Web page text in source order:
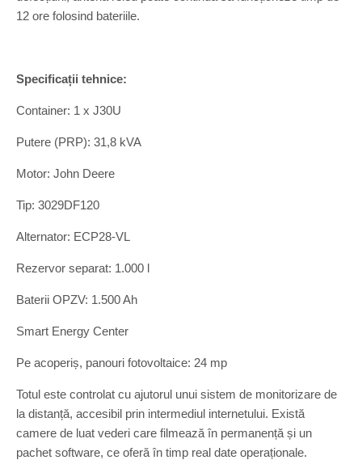
12 ore folosind bateriile.
Specificații tehnice:
Container: 1 x J30U
Putere (PRP): 31,8 kVA
Motor: John Deere
Tip: 3029DF120
Alternator: ECP28-VL
Rezervor separat: 1.000 l
Baterii OPZV: 1.500 Ah
Smart Energy Center
Pe acoperiș, panouri fotovoltaice: 24 mp
Totul este controlat cu ajutorul unui sistem de monitorizare de
la distanță, accesibil prin intermediul internetului. Există
camere de luat vederi care filmează în permanență și un
pachet software, ce oferă în timp real date operaționale.